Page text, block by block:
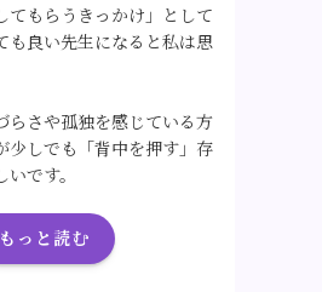
てもらうきっかけ」として
も良い先生になると私は思
らさや孤独を感じている方
少しでも「背中を押す」存
です。
もっと読む